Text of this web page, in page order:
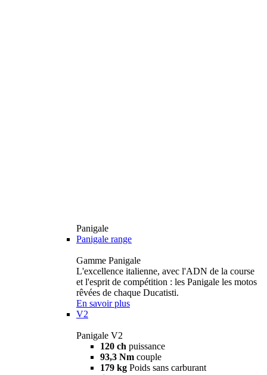
Panigale
Panigale range
Gamme Panigale
L'excellence italienne, avec l'ADN de la course
et l'esprit de compétition : les Panigale les motos
rêvées de chaque Ducatisti.
En savoir plus
V2
Panigale V2
120 ch puissance
93,3 Nm couple
179 kg Poids sans carburant